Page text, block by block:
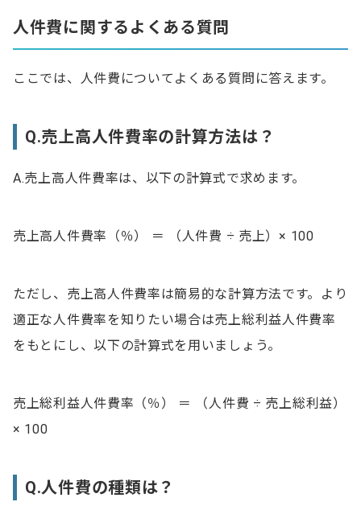
人件費に関するよくある質問
ここでは、人件費についてよくある質問に答えます。
Q.売上高人件費率の計算方法は？
A.売上高人件費率は、以下の計算式で求めます。
売上高人件費率（％） ＝ （人件費 ÷ 売上）× 100
ただし、売上高人件費率は簡易的な計算方法です。より
適正な人件費率を知りたい場合は売上総利益人件費率
をもとにし、以下の計算式を用いましょう。
売上総利益人件費率（％） ＝ （人件費 ÷ 売上総利益）
× 100
Q.人件費の種類は？